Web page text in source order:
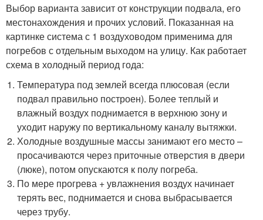
Выбор варианта зависит от конструкции подвала, его
местонахождения и прочих условий. Показанная на
картинке система с 1 воздуховодом применима для
погребов с отдельным выходом на улицу. Как работает
схема в холодный период года:
Температура под землей всегда плюсовая (если
подвал правильно построен). Более теплый и
влажный воздух поднимается в верхнюю зону и
уходит наружу по вертикальному каналу вытяжки.
Холодные воздушные массы занимают его место –
просачиваются через приточные отверстия в двери
(люке), потом опускаются к полу погреба.
По мере прогрева + увлажнения воздух начинает
терять вес, поднимается и снова выбрасывается
через трубу.